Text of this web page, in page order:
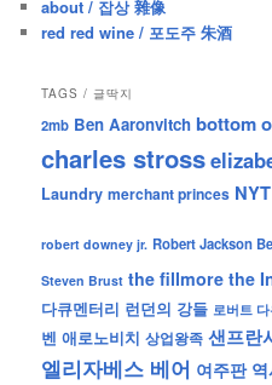
about / 잡상 雜像
red red wine / 포도주 朱酒
TAGS / 글딱지
2mb Ben Aaronvitch bottom
charles stross
Laundry merchant princes NYT
robert downey jr. Robert Jackson
Steven Brust the fillmore the
다큐멘터리 런던의 강들 로버트
벤 애로노비치 상업왕족 샌프란
엘리자베스 베어 여주판